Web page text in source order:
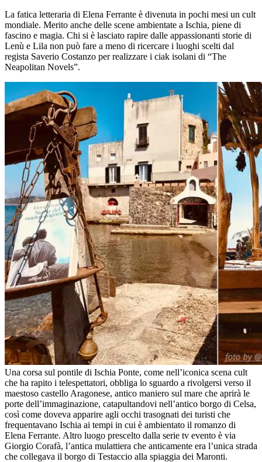
Salta
al
contenuto
La fatica letteraria di Elena Ferrante è divenuta in pochi mesi un cult
mondiale. Merito anche delle scene ambientate a Ischia, piene di
fascino e magia. Chi si è lasciato rapire dalle appassionanti storie di
Lenù e Lila non può fare a meno di ricercare i luoghi scelti dal
regista Saverio Costanzo per realizzare i ciak isolani di “The
Neapolitan Novels”.
Una corsa sul pontile di Ischia Ponte, come nell’iconica scena cult
che ha rapito i telespettatori, obbliga lo sguardo a rivolgersi verso il
maestoso castello Aragonese, antico maniero sul mare che aprirà le
porte dell’immaginazione, catapultandovi nell’antico borgo di Celsa,
così come doveva apparire agli occhi trasognati dei turisti che
frequentavano Ischia ai tempi in cui è ambientato il romanzo di
Elena Ferrante. Altro luogo prescelto dalla serie tv evento è via
Giorgio Corafà, l’antica mulattiera che anticamente era l’unica strada
che collegava il borgo di Testaccio alla spiaggia dei Maronti.